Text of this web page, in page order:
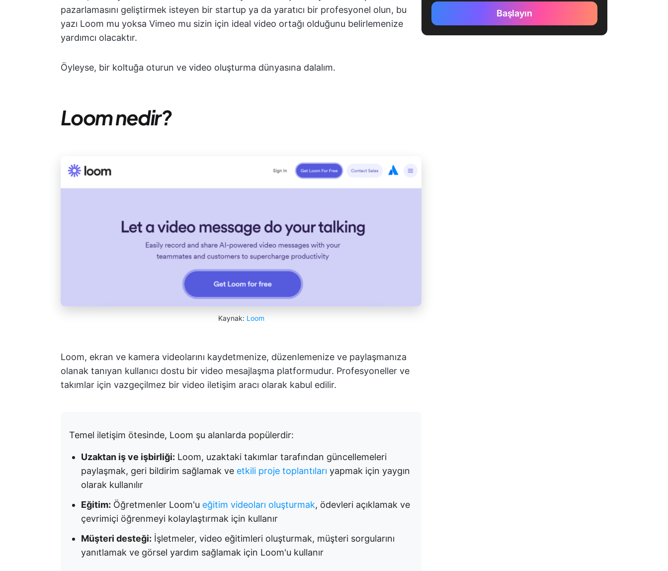
pazarlamasını geliştirmek isteyen bir startup ya da yaratıcı bir profesyonel olun, bu
yazı Loom mu yoksa Vimeo mu sizin için ideal video ortağı olduğunu belirlemenize
yardımcı olacaktır.
Öyleyse, bir koltuğa oturun ve video oluşturma dünyasına dalalım.
Loom nedir?
Kaynak: Loom
Loom, ekran ve kamera videolarını kaydetmenize, düzenlemenize ve paylaşmanıza
olanak tanıyan kullanıcı dostu bir video mesajlaşma platformudur. Profesyoneller ve
takımlar için vazgeçilmez bir video iletişim aracı olarak kabul edilir.
Temel iletişim ötesinde, Loom şu alanlarda popülerdir:
Uzaktan iş ve işbirliği: Loom, uzaktaki takımlar tarafından güncellemeleri
paylaşmak, geri bildirim sağlamak ve etkili proje toplantıları yapmak için yaygın
olarak kullanılır
Eğitim: Öğretmenler Loom'u eğitim videoları oluşturmak, ödevleri açıklamak ve
çevrimiçi öğrenmeyi kolaylaştırmak için kullanır
Müşteri desteği: İşletmeler, video eğitimleri oluşturmak, müşteri sorgularını
yanıtlamak ve görsel yardım sağlamak için Loom'u kullanır
Başlayın